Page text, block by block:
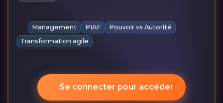
Management PIAF
Pouvoir vs Autorité
Transformation agile
Se connecter pour accéder